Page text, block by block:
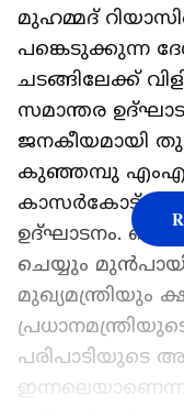
മുഹമ്മദ്
പങ്കെടുക്കുന്ന
ചടങ്ങിലേക്ക്
സമാന്തര
ജനകീയമായി
കുഞ്ഞമ്പു
കാസർകോട്
ഉദ്ഘാടനം.
ചെയ്യും
മുഖ്യമന്ത്രിയും
പരിപാടിയുടെ